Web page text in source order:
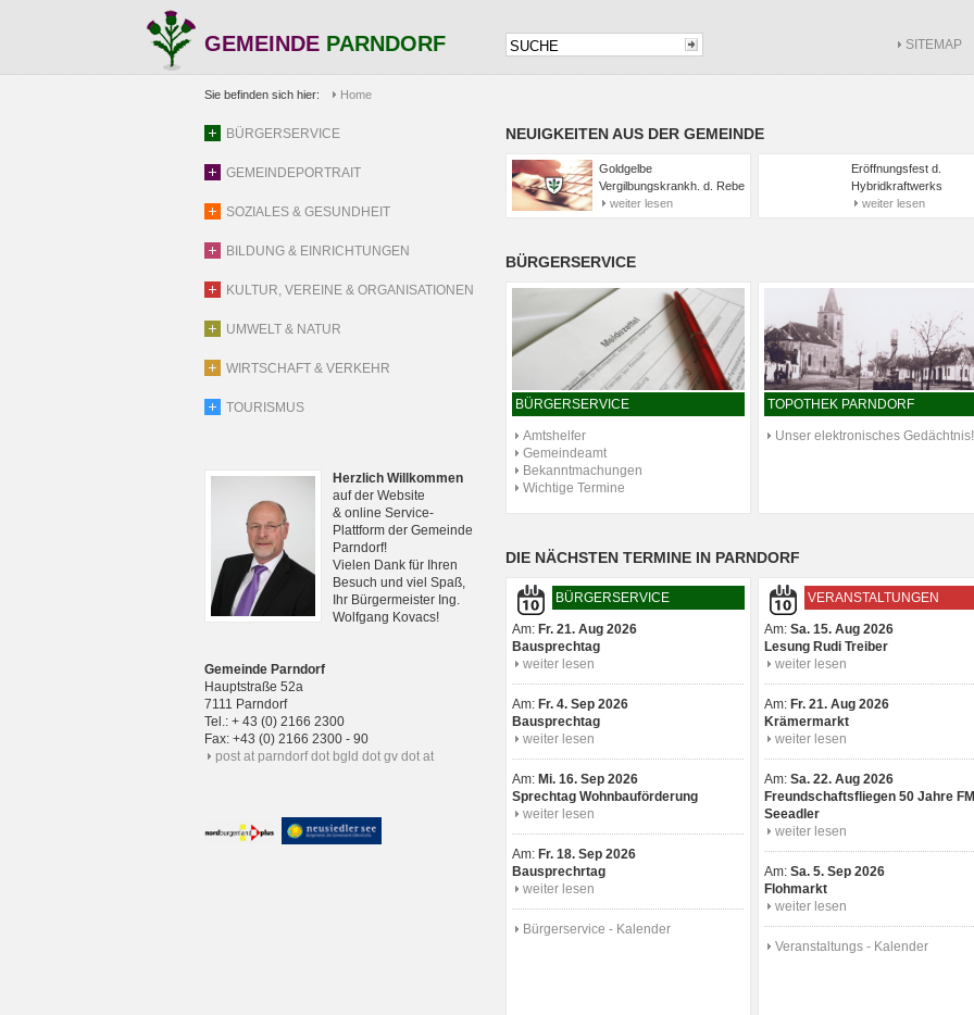
GEMEINDE PARNDORF SITEMAP
Sie befinden sich hier: Home
BÜRGERSERVICE
GEMEINDEPORTRAIT
SOZIALES & GESUNDHEIT
BILDUNG & EINRICHTUNGEN
KULTUR, VEREINE & ORGANISATIONEN
UMWELT & NATUR
WIRTSCHAFT & VERKEHR
TOURISMUS
Herzlich Willkommen
auf der Website
& online Service-
Plattform der Gemeinde
Parndorf!
Vielen Dank für Ihren
Besuch und viel Spaß,
Ihr Bürgermeister Ing.
Wolfgang Kovacs!
Gemeinde Parndorf
Hauptstraße 52a
7111 Parndorf
Tel.: + 43 (0) 2166 2300
Fax: +43 (0) 2166 2300 - 90
post at parndorf dot bgld dot gv dot at
NEUIGKEITEN AUS DER GEMEINDE
Goldgelbe
Vergilbungskrankh. d. Rebe
weiter lesen
Eröffnungsfest d.
Hybridkraftwerks
weiter lesen
BÜRGERSERVICE
BÜRGERSERVICE
Amtshelfer
Gemeindeamt
Bekanntmachungen
Wichtige Termine
TOPOTHEK PARNDORF
Unser elektronisches Gedächtnis!
DIE NÄCHSTEN TERMINE IN PARNDORF
BÜRGERSERVICE
Am: Fr. 21. Aug 2026
Bausprechtag
weiter lesen
Am: Fr. 4. Sep 2026
Bausprechtag
weiter lesen
Am: Mi. 16. Sep 2026
Sprechtag Wohnbauförderung
weiter lesen
Am: Fr. 18. Sep 2026
Bausprechrtag
weiter lesen
Bürgerservice - Kalender
VERANSTALTUNGEN
Am: Sa. 15. Aug 2026
Lesung Rudi Treiber
weiter lesen
Am: Fr. 21. Aug 2026
Krämermarkt
weiter lesen
Am: Sa. 22. Aug 2026
Freundschaftsfliegen 50 Jahre
Seeadler
weiter lesen
Am: Sa. 5. Sep 2026
Flohmarkt
weiter lesen
Veranstaltungs - Kalender